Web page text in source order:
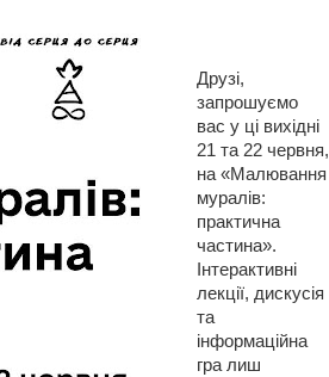
Друзі,
запрошуємо
вас у ці вихідні
21 та 22 червня,
на «Малювання
муралів:
практична
частина».
Інтерактивні
лекції, дискусія
та
інформаційна
гра лиш